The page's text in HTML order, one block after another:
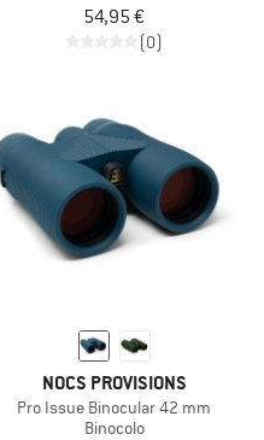
54,95 €
(0)
NOCS PROVISIONS
Pro Issue Binocular 42 mm
Binocolo